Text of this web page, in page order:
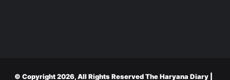
© Copyright 2026, All Rights ReservedThe Haryana Diary